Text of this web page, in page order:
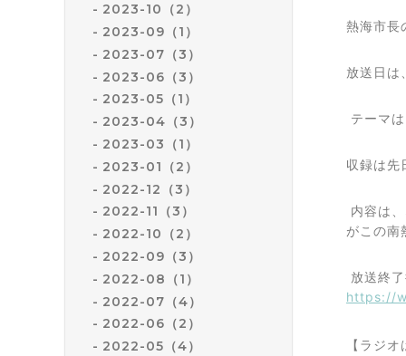
2023-10（2）
2023-09（1）
2023-07（3）
2023-06（3）
2023-05（1）
2023-04（3）
2023-03（1）
2023-01（2）
2022-12（3）
2022-11（3）
2022-10（2）
2022-09（3）
2022-08（1）
2022-07（4）
2022-06（2）
2022-05（4）
熱海市長
放送日
テーマ
収録は先
内容は
がこの南
放送終
https://
【ラジ